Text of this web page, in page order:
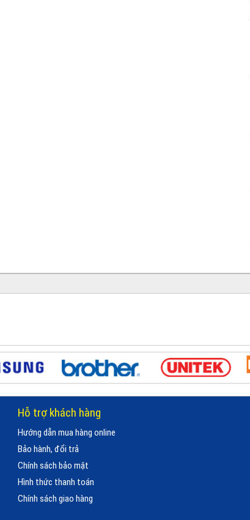
Hỗ trợ khách hàng
Hướng dẫn mua hàng online
Bảo hành, đổi trả
Chính sách bảo mật
Hình thức thanh toán
Chính sách giao hàng